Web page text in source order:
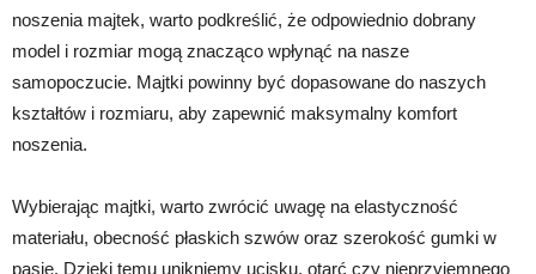
noszenia majtek, warto podkreślić, że odpowiednio dobrany
model i rozmiar mogą znacząco wpłynąć na nasze
samopoczucie. Majtki powinny być dopasowane do naszych
kształtów i rozmiaru, aby zapewnić maksymalny komfort
noszenia.
Wybierając majtki, warto zwrócić uwagę na elastyczność
materiału, obecność płaskich szwów oraz szerokość gumki w
pasie. Dzięki temu unikniemy ucisku, otarć czy nieprzyjemnego